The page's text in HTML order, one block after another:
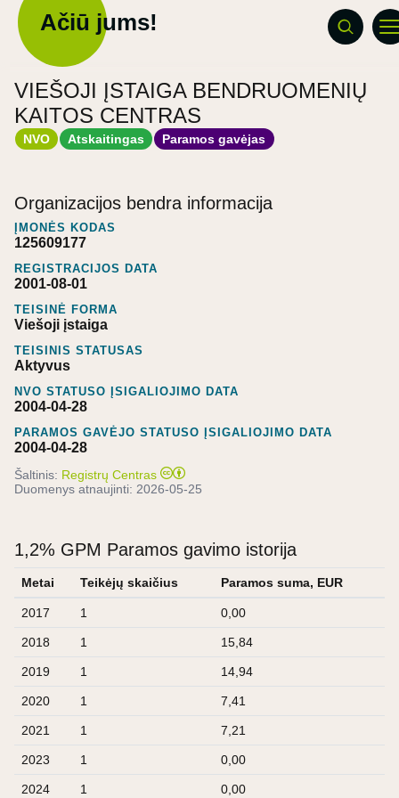
Ačiū jums!
VIEŠOJI ĮSTAIGA BENDRUOMENIŲ
KAITOS CENTRAS
NVO Atskaitingas Paramos gavėjas
Organizacijos bendra informacija
ĮMONĖS KODAS
125609177
REGISTRACIJOS DATA
2001-08-01
TEISINĖ FORMA
Viešoji įstaiga
TEISINIS STATUSAS
Aktyvus
NVO STATUSO ĮSIGALIOJIMO DATA
2004-04-28
PARAMOS GAVĖJO STATUSO ĮSIGALIOJIMO DATA
2004-04-28
Šaltinis: Registrų Centras
Duomenys atnaujinti: 2026-05-25
1,2% GPM Paramos gavimo istorija
Metai Teikėjų skaičius Paramos suma, EUR
2017 1 0,00
2018 1 15,84
2019 1 14,94
2020 1 7,41
2021 1 7,21
2023 1 0,00
2024 1 0,00